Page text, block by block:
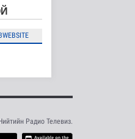
өмнө
Радио Телевиз.